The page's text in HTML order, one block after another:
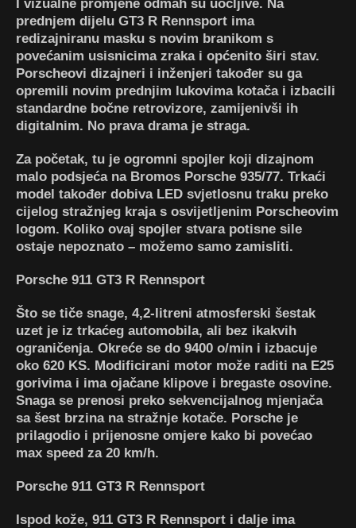
I vizualne promjene odmah su uočljive. Na
prednjem dijelu GT3 R Rennsport ima
redizajniranu masku s novim branikom s
povećanim usisnicima zraka i općenito širi stav.
Porscheovi dizajneri i inženjeri također su ga
opremili novim prednjim lukovima kotača i izbacili
standardne bočne retrovizore, zamijenivši ih
digitalnim. No prava drama je straga.
Za početak, tu je ogromni spojler koji dizajnom
malo podsjeća na Bromos Porsche 935/77. Trkaći
model također dobiva LED svjetlosnu traku preko
cijelog stražnjeg kraja s osvijetljenim Porscheovim
logom. Koliko ovaj spojler stvara potisne sile
ostaje nepoznato – možemo samo zamisliti.
Porsche 911 GT3 R Rennsport
Što se tiče snage, 4,2-litreni atmosferski šestak
uzet je iz trkaćeg automobila, ali bez ikakvih
ograničenja. Okreće se do 9400 o/min i izbacuje
oko 620 KS. Modificirani motor može raditi na E25
gorivima i ima ojačane klipove i bregaste osovine.
Snaga se prenosi preko sekvencijalnog mjenjača
sa šest brzina na stražnje kotače. Porsche je
prilagodio i prijenosne omjere kako bi povećao
max speed za 20 km/h.
Porsche 911 GT3 R Rennsport
Ispod kože, 911 GT3 R Rennsport i dalje ima